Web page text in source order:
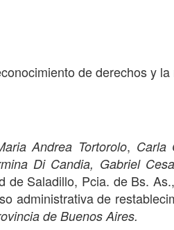
de derechos y
Andrea Tortorolo, Carla
Di Candia, Gabriel
de Saladillo, Pcia. de Bs.
administrativa de
de Buenos Aires.